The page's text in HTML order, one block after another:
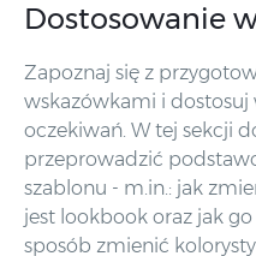
Dostosowanie
Zapoznaj się z
wskazówkami i
oczekiwań. W tej sekcji
przeprowadzić
szablonu - m.in.: jak
jest lookbook oraz jak
sposób zmienić